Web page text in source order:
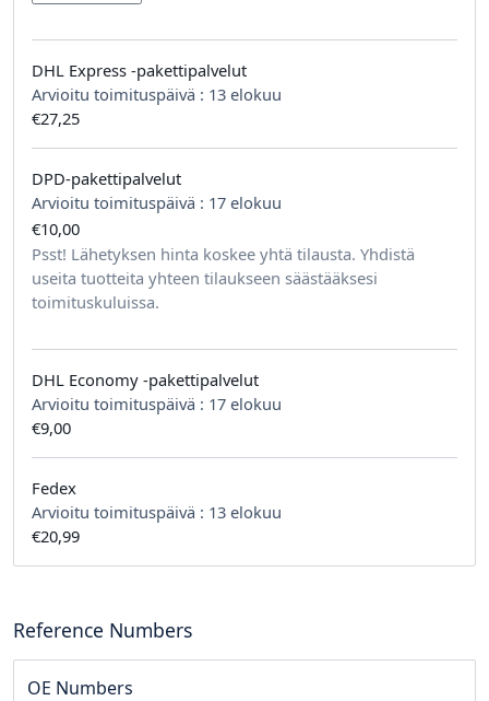
DHL Express -pakettipalvelut
Arvioitu toimituspäivä : 13 elokuu
€27,25
DPD-pakettipalvelut
Arvioitu toimituspäivä : 17 elokuu
€10,00
Psst! Lähetyksen hinta koskee yhtä tilausta. Yhdistä
useita tuotteita yhteen tilaukseen säästääksesi
toimituskuluissa.
DHL Economy -pakettipalvelut
Arvioitu toimituspäivä : 17 elokuu
€9,00
Fedex
Arvioitu toimituspäivä : 13 elokuu
€20,99
Reference Numbers
OE Numbers